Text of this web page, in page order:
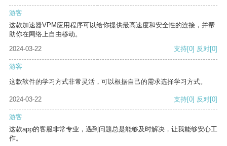
游客
这款加速器VPM应用程序可以给你提供最高速度和安全性的连接，并帮
助你在网络上自由移动。
2024-03-22
支持[0] 反对[0]
游客
这款软件的学习方式非常灵活，可以根据自己的需求选择学习方式。
2024-03-22 支持[0] 反对[0]
游客
这款app的客服非常专业，遇到问题总是能够及时解决，让我能够安心工
作。